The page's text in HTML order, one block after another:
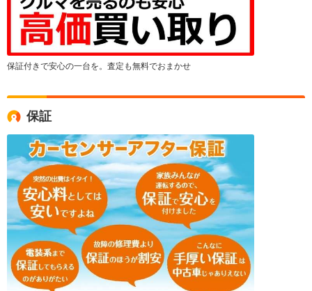
保証付きで安心の一台を。査定も無料でおまかせ
保証